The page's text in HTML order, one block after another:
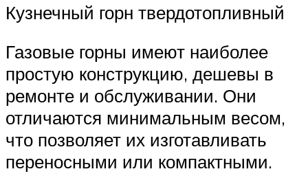
Кузнечный горн твердотопливный
Газовые горны имеют наиболее
простую конструкцию, дешевы в
ремонте и обслуживании. Они
отличаются минимальным весом,
что позволяет их изготавливать
переносными или компактными.